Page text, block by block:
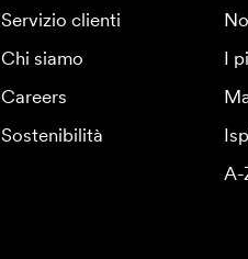
Servizio clienti
Chi siamo
Careers
Sostenibilità
I
A-